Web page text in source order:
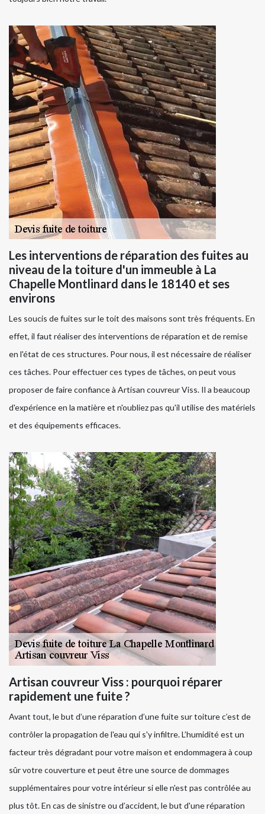
Les interventions de réparation des fuites au
niveau de la toiture d'un immeuble à La
Chapelle Montlinard dans le 18140 et ses
environs
Les soucis de fuites sur le toit des maisons sont très fréquents. En
effet, il faut réaliser des interventions de réparation et de remise
en l'état de ces structures. Pour nous, il est nécessaire de réaliser
ces tâches. Pour effectuer ces types de tâches, on peut vous
proposer de faire confiance à Artisan couvreur Viss. Il a beaucoup
d'expérience en la matière et n'oubliez pas qu'il utilise des matériels
et des équipements efficaces.
Artisan couvreur Viss : pourquoi réparer
rapidement une fuite ?
Avant tout, le but d’une réparation d’une fuite sur toiture c’est de
contrôler la propagation de l'eau qui s'y infiltre. L’humidité est un
facteur très dégradant pour votre maison et endommagera à coup
sûr votre couverture et peut être une source de dommages
supplémentaires pour votre intérieur si elle n'est pas contrôlée au
plus tôt. En cas de sinistre ou d’accident, le but d'une réparation